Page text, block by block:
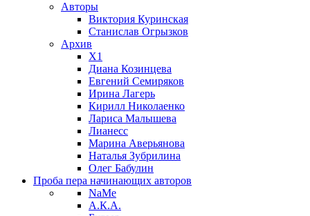
Авторы
Виктория Куринская
Станислав Огрызков
Архив
X1
Диана Козинцева
Евгений Семиряков
Ирина Лагерь
Кирилл Николаенко
Лариса Малышева
Лианесс
Марина Аверьянова
Наталья Зубрилина
Олег Бабулин
Проба пера начинающих авторов
NaMe
А.К.А.